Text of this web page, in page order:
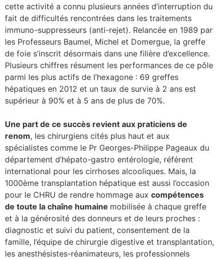
CONNECTÉ
d’info
l’éditeur
un CHU
cette activité a connu plusieurs années d’interruption du
fait de difficultés rencontrées dans les traitements
immuno-suppresseurs (anti-rejet). Relancée en 1989 par
les Professeurs Baumel, Michel et Domergue, la greffe
de foie s’inscrit désormais dans une filière d’excellence.
Plusieurs chiffres résument les performances de ce pôle
parmi les plus actifs de l’hexagone : 69 greffes
hépatiques en 2012 et un taux de survie à 2 ans est
supérieur à 90% et à 5 ans de plus de 70%.
Une part de ce succès revient aux praticiens de
renom, les chirurgiens cités plus haut et aux
spécialistes comme le Pr Georges-Philippe Pageaux du
département d’hépato-gastro entérologie, référent
international pour les cirrhoses alcooliques. Mais, la
1000ème transplantation hépatique est aussi l’occasion
pour le CHRU de rendre hommage aux compétences
de toute la chaîne humaine mobilisée à chaque greffe
et à la générosité des donneurs et de leurs proches :
diagnostic et suivi du patient, consentement de la
famille, l’équipe de chirurgie digestive et transplantation,
les anesthésistes-réanimateurs, les professionnels